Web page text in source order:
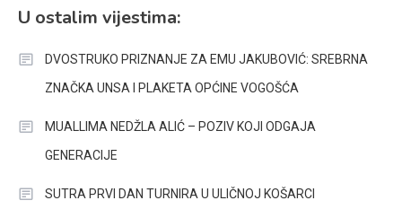
U ostalim vijestima:
DVOSTRUKO PRIZNANJE ZA EMU JAKUBOVIĆ: SREBRNA
ZNAČKA UNSA I PLAKETA OPĆINE VOGOŠĆA
MUALLIMA NEDŽLA ALIĆ – POZIV KOJI ODGAJA
GENERACIJE
SUTRA PRVI DAN TURNIRA U ULIČNOJ KOŠARCI